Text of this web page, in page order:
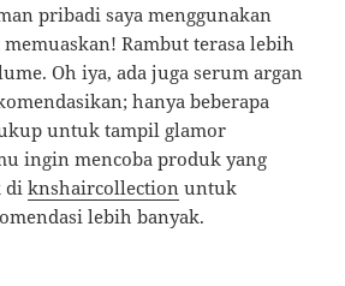
pribadi saya menggunakan
Rambut terasa lebih
Oh iya, ada juga serum argan
hanya beberapa
untuk tampil glamor
ingin mencoba produk yang
diknshaircollection untuk
lebih banyak.